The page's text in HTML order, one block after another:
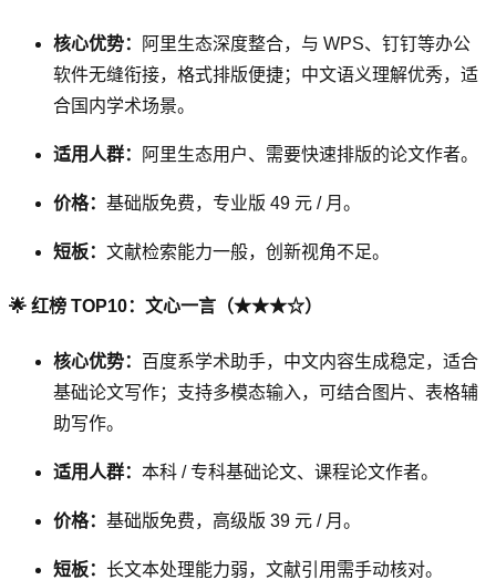
核心优势：
阿里生态深度整合，与 WPS、钉钉等办公
软件无缝衔接，格式排版便捷；中文语义理解优秀，适
合国内学术场景。
适用人群： 阿里生态用户、需要快速排版的论文作者。
价格： 基础版免费，专业版 49 元 / 月。
短板： 文献检索能力一般，创新视角不足。
🌟 红榜 TOP10：文心一言（★★★☆）
核心优势： 百度系学术助手，中文内容生成稳定，适合
基础论文写作；支持多模态输入，可结合图片、表格辅
助写作。
适用人群： 本科 / 专科基础论文、课程论文作者。
价格： 基础版免费，高级版 39 元 / 月。
短板： 长文本处理能力弱，文献引用需手动核对。